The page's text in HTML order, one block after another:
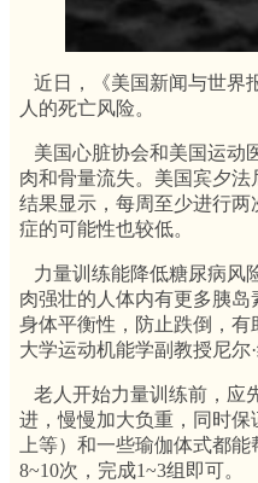
近日，《美国新闻与世界
人的死亡风险。
美国心脏协会和美国运动
肉和骨量流失。美国宾夕
结果显示，每周至少进行
症的可能性也较低。
力量训练能降低糖尿病风
肉强壮的人体内有更多胰
身体平衡性，防止跌倒，
大学运动机能学副教授尼
老人开始力量训练前，应
进，慢慢加大负重，同时
上等）和一些瑜伽体式都
8~10次，完成1~3组即可。